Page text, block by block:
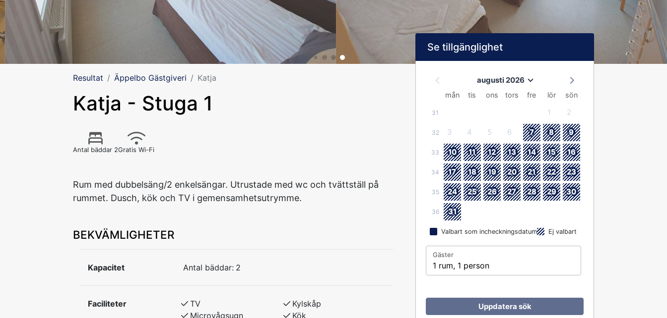
Resultat Äppelbo Gästgiveri Katja
Katja - Stuga 1
Antal bäddar 2Gratis Wi-Fi
Rum med dubbelsäng/2 enkelsängar. Utrustade med wc och tvättställ på
rummet. Dusch, kök och TV i gemensamhetsutrymme.
BEKVÄMLIGHETER
Kapacitet Antal bäddar: 2
Faciliteter TV
Kylskåp
Microvågsugn
Kök
Se tillgänglighet
augusti 2026
mån tis ons tors fre lör sön
31 1 2
32 3 4 5 6 7 8 9
33 10 11 12 13 14 15 16
34 17 18 19 20 21 22 23
35 24 25 26 27 28 29 30
36 31
Valbart som incheckningsdatum Ej valbart
Gäster
1 rum, 1 person
Uppdatera sök